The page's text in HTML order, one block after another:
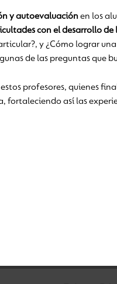
y autoevaluaciónen los
con el desarrollo de
y ¿Cómo lograr una
de las preguntas que
profesores, quienes
fortaleciendo así las